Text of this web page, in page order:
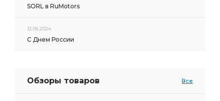
SORL в RuMotors
12.06.2024
С Днем России
Обзоры товаров Все